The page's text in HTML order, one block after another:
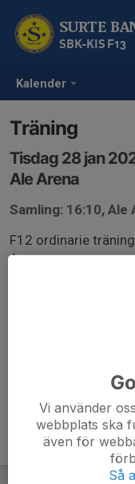
Kalender
SURTE
SBK-KIS F13
Träning
Tisdag 28 jan
Ale Arena
Samling: 16:10, Ale
F12 ordinarie
Arena.
Vi använder
webbplats ska
även för
Så